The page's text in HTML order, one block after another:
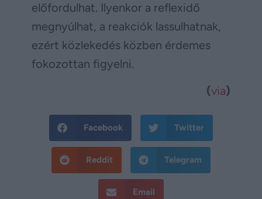
előfordulhat. Ilyenkor a reflexidő
megnyúlhat, a reakciók lassulhatnak,
ezért közlekedés közben érdemes
fokozottan figyelni.
(via)
Facebook Twitter
Reddit Telegram
Email